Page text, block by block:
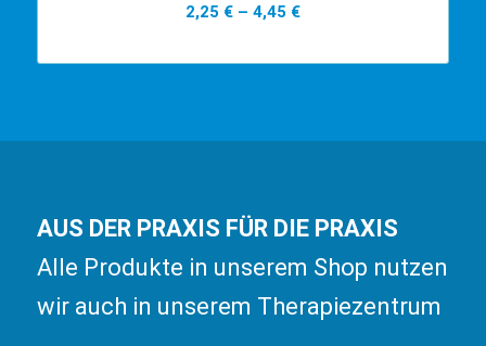
2,25 €– 4,45 €
AUS DER PRAXIS FÜR DIE PRAXIS
Alle Produkte in unserem Shop nutzen
wir auch in unserem Therapiezentrum